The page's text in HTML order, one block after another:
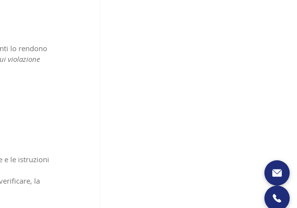
lo rendono
violazione
e le istruzioni
la